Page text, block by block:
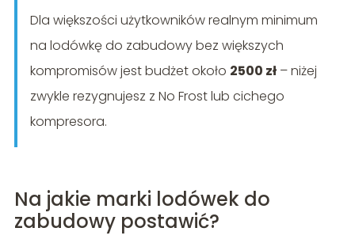
Dla większości użytkowników realnym minimum
na lodówkę do zabudowy bez większych
kompromisów jest budżet około 2500 zł– niżej
zwykle rezygnujesz z No Frost lub cichego
kompresora.
Na jakie marki lodówek do
zabudowy postawić?